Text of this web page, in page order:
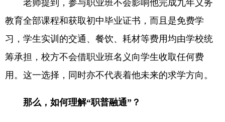
老师提到，参与职业班不会影响他完成九年义务
教育全部课程和获取初中毕业证书，而且是免费学
习，学生实训的交通、餐饮、耗材等费用均由学校统
筹承担，校方不会借职业班名义向学生收取任何费
用。这一选择，同时亦不代表着他未来的求学方向。
那么，如何理解“职普融通”？